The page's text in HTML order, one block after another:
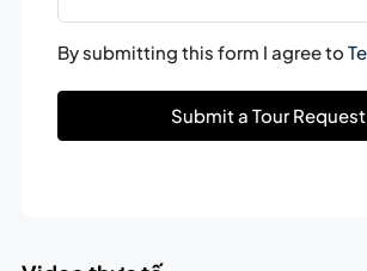
By submitting this form I agree to
Submit a Tour Request